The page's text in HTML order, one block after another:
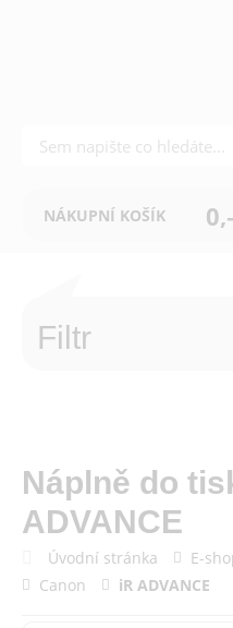
NÁKUPNÍ KOŠÍK
Filtr
Náplně do
ADVANCE
Úvodní stránka E-
Canon
iR ADVANCE